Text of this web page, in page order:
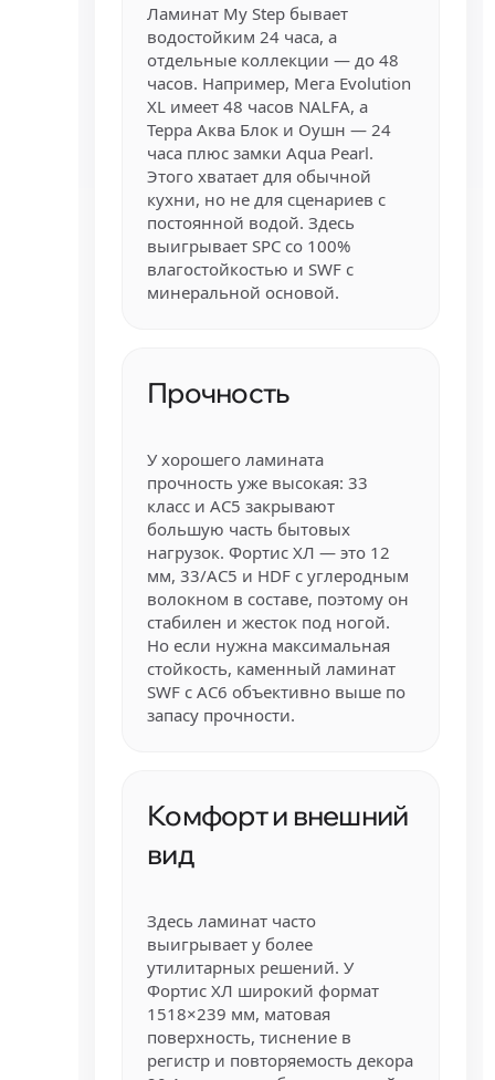
Ламинат My Step бывает
водостойким 24 часа, а
отдельные коллекции — до 48
часов. Например, Мега Evolution
XL имеет 48 часов NALFA, а
Терра Аква Блок и Оушн — 24
часа плюс замки Aqua Pearl.
Этого хватает для обычной
кухни, но не для сценариев с
постоянной водой. Здесь
выигрывает SPC со 100%
влагостойкостью и SWF с
минеральной основой.
Прочность
У хорошего ламината
прочность уже высокая: 33
класс и AC5 закрывают
большую часть бытовых
нагрузок. Фортис ХЛ — это 12
мм, 33/AC5 и HDF с углеродным
волокном в составе, поэтому он
стабилен и жесток под ногой.
Но если нужна максимальная
стойкость, каменный ламинат
SWF с AC6 объективно выше по
запасу прочности.
Комфорт и внешний
вид
Здесь ламинат часто
выигрывает у более
утилитарных решений. У
Фортис ХЛ широкий формат
1518×239 мм, матовая
поверхность, тиснение в
регистр и повторяемость декора